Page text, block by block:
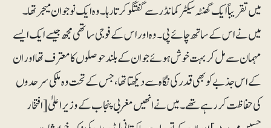
میں تقریباً ایک گھنٹہ سیکٹر کمانڈر سے گفتگو کرتا رہا۔ وہ ایک نوجوان میجر تھا۔
میں نے اس کے ساتھ چائے پی۔ وہ اور اس کے فوجی ساتھی مجھ جیسے ایک ایسے
مہمان سے مل کر بہت خوش ہوئے جو ان کے بلند حوصلوں کا معترف تھا اور ان
کے اس جذبے کو بھی قدر کی نگاہ سے دیکھتا تھا، جس کے تحت وہ ملکی سرحدوں
کی حفاظت کر رہے تھے۔ میں نے انھیں مغربی پنجاب کے وزیراعلیٰ [افتخار